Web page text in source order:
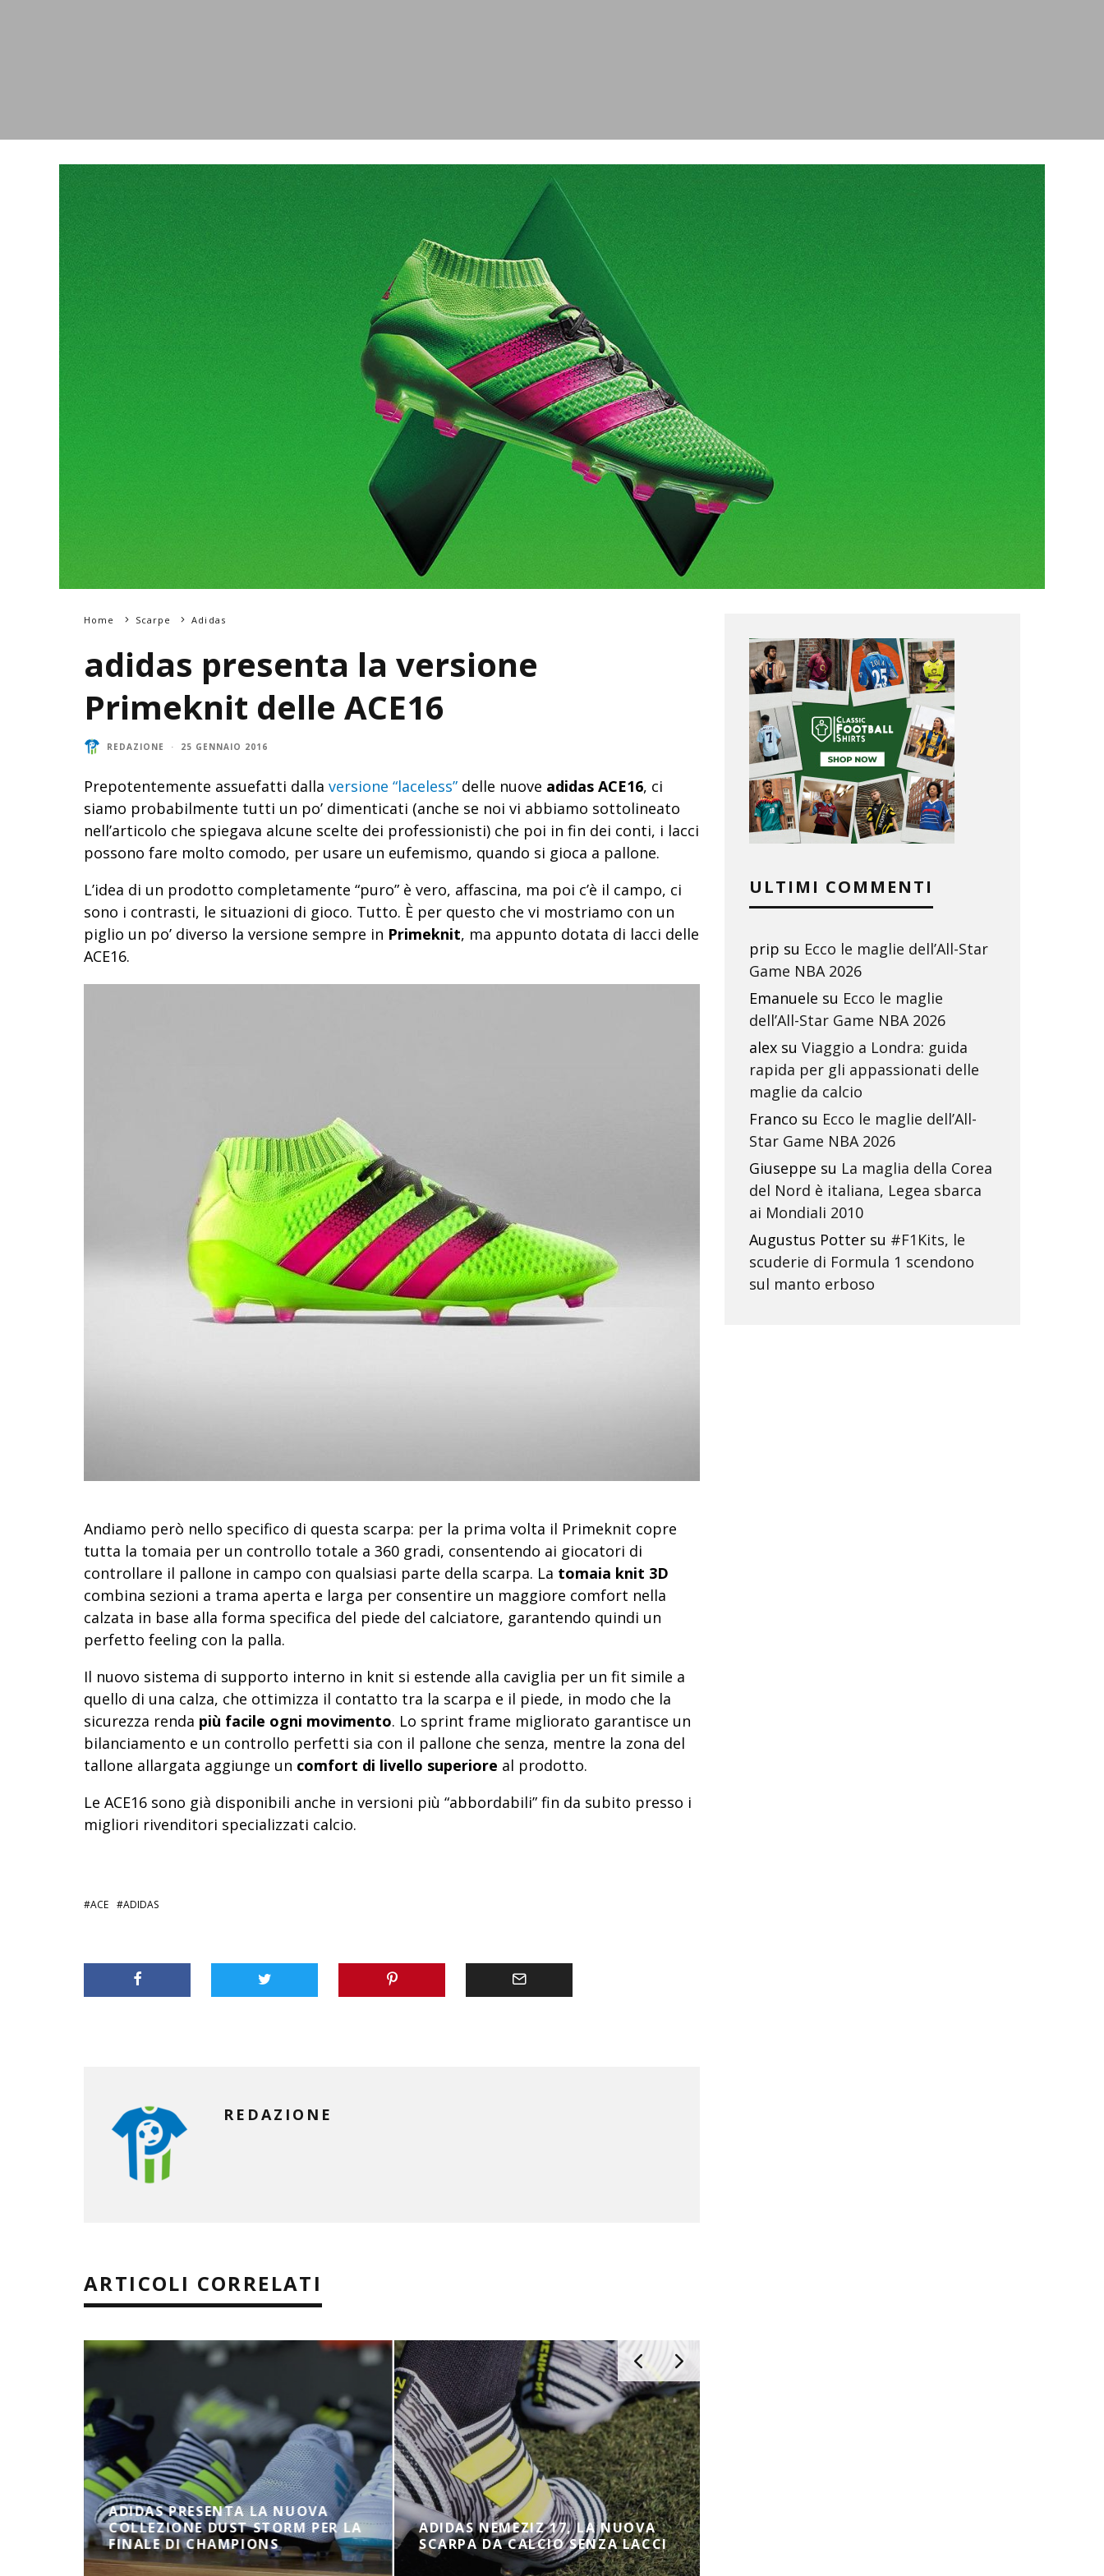
Home Scarpe Adidas
adidas presenta la versione
Primeknit delle ACE16
REDAZIONE · 25 GENNAIO 2016
Prepotentemente assuefatti dalla versione “laceless” delle nuove adidas ACE16, ci
siamo probabilmente tutti un po’ dimenticati (anche se noi vi abbiamo sottolineato
nell’articolo che spiegava alcune scelte dei professionisti) che poi in fin dei conti, i lacci
possono fare molto comodo, per usare un eufemismo, quando si gioca a pallone.
L’idea di un prodotto completamente “puro” è vero, affascina, ma poi c’è il campo, ci
sono i contrasti, le situazioni di gioco. Tutto. È per questo che vi mostriamo con un
piglio un po’ diverso la versione sempre in Primeknit, ma appunto dotata di lacci delle
ACE16.
Andiamo però nello specifico di questa scarpa: per la prima volta il Primeknit copre
tutta la tomaia per un controllo totale a 360 gradi, consentendo ai giocatori di
controllare il pallone in campo con qualsiasi parte della scarpa. La tomaia knit 3D
combina sezioni a trama aperta e larga per consentire un maggiore comfort nella
calzata in base alla forma specifica del piede del calciatore, garantendo quindi un
perfetto feeling con la palla.
Il nuovo sistema di supporto interno in knit si estende alla caviglia per un fit simile a
quello di una calza, che ottimizza il contatto tra la scarpa e il piede, in modo che la
sicurezza renda più facile ogni movimento. Lo sprint frame migliorato garantisce un
bilanciamento e un controllo perfetti sia con il pallone che senza, mentre la zona del
tallone allargata aggiunge un comfort di livello superiore al prodotto.
Le ACE16 sono già disponibili anche in versioni più “abbordabili” fin da subito presso i
migliori rivenditori specializzati calcio.
ACE ADIDAS
REDAZIONE
ARTICOLI CORRELATI
ADIDAS PRESENTA LA NUOVA
COLLEZIONE DUST STORM PER LA
FINALE DI CHAMPIONS
ADIDAS NEMEZIZ 17, LA NUOVA
SCARPA DA CALCIO SENZA LACCI
ULTIMI COMMENTI
prip su Ecco le maglie dell’All-Star
Game NBA 2026
Emanuele su Ecco le maglie
dell’All-Star Game NBA 2026
alex su Viaggio a Londra: guida
rapida per gli appassionati delle
maglie da calcio
Franco su Ecco le maglie dell’All-
Star Game NBA 2026
Giuseppe su La maglia della Corea
del Nord è italiana, Legea sbarca
ai Mondiali 2010
Augustus Potter su #F1Kits, le
scuderie di Formula 1 scendono
sul manto erboso